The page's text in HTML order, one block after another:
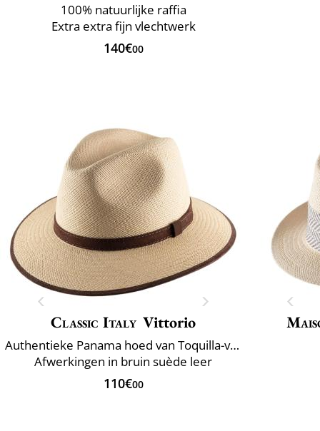
100% natuurlijke raffia
Extra extra fijn vlechtwerk
140€00
Classic Italy Vittorio
Authentieke Panama hoed van Toquilla-vezels
Afwerkingen in bruin suède leer
110€00